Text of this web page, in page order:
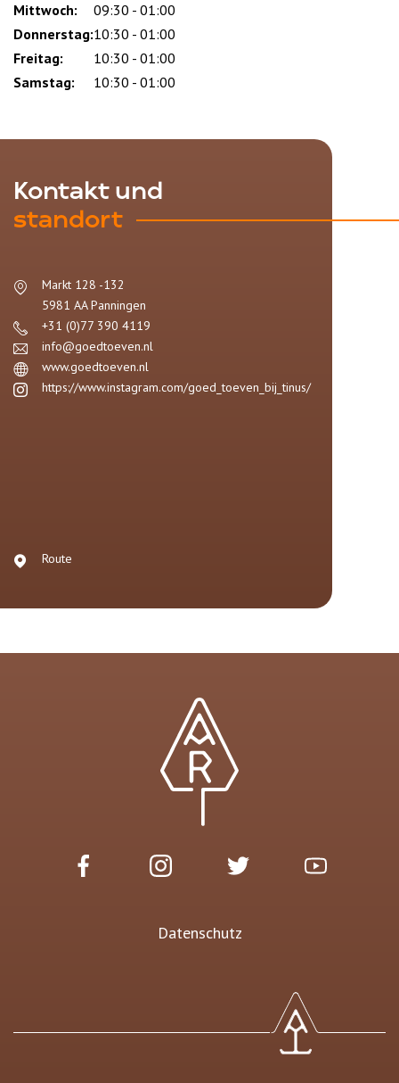
Mittwoch:
09:30 - 01:00
Donnerstag:10:30 - 01:00
Freitag:
10:30 - 01:00
Samstag:
10:30 - 01:00
Kontakt und
standort
Markt 128 -132
5981 AA Panningen
+31 (0)77 390 4119
info@goedtoeven.nl
www.goedtoeven.nl
https://www.instagram.com/goed_toeven_bij_tinus/
Route
Datenschutz